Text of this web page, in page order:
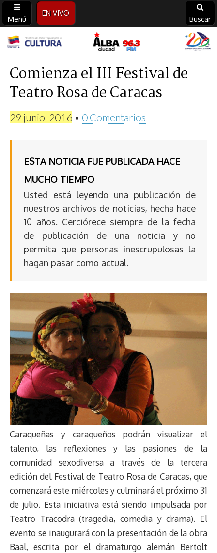
Menú
EN VIVO
Buscar
Alba
Ciudad
96.3
FM
Comienza el III Festival de
Teatro Rosa de Caracas
29 junio, 2016 • 0 Comentarios
ESTA NOTICIA FUE PUBLICADA HACE
MUCHO TIEMPO
Usted está leyendo una publicación de
nuestros archivos de noticias, hecha hace
10 años. Cerciórece siempre de la fecha
de publicación de una noticia y no
permita que personas inescrupulosas la
hagan pasar como actual.
Caraqueñas y caraqueños podrán visualizar el
talento, las reflexiones y las pasiones de la
comunidad sexodiversa a través de la tercera
edición del Festival de Teatro Rosa de Caracas, que
comenzará este miércoles y culminará el próximo 31
de julio. Esta iniciativa está siendo impulsada por
Teatro Tracodra (tragedia, comedia y drama). El
evento se inaugurará con la presentación de la obra
Baal, escrita por el dramaturgo alemán Bertolt